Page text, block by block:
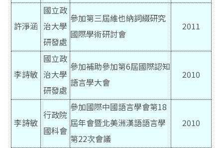
許淨涵
國立政
治大學
研發處
參加第三屆維也納詞綴研究
國際學術研討會
2011
李詩敏
國立政
治大學
研發處
參加補助參加第6屆國際認知
語言學大會
2010
李詩敏
行政院
國科會
參加國際中國語言學會第18
屆年會暨北美洲漢語語言學
第22次會議
2010